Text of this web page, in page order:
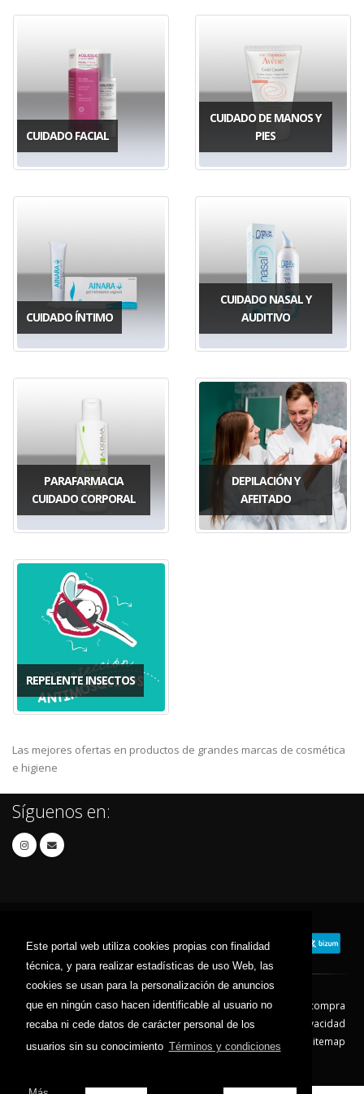
Este portal web utiliza cookies propias con finalidad
técnica, y para realizar estadísticas de uso Web, las
cookies se usan para la personalización de anuncios
que en ningún caso hacen identificable al usuario no
recaba ni cede datos de carácter personal de los
usuarios sin su conocimiento Términos y condiciones
CUIDADO FACIAL
CUIDADO DE MANOS Y
PIES
CUIDADO ÍNTIMO
CUIDADO NASAL Y
AUDITIVO
PARAFARMACIA
CUIDADO CORPORAL
DEPILACIÓN Y
AFEITADO
REPELENTE INSECTOS
Las mejores ofertas en productos de grandes marcas de cosmética
e higiene
Síguenos en:
Contacto Aviso Legal
Condiciones de compra
Política de envíos
Política de devolución
Política de Privacidad
Política de Cookies
Sitemap